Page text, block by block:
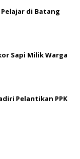
di Batang
Sapi Milik Warga
Pelantikan PPK